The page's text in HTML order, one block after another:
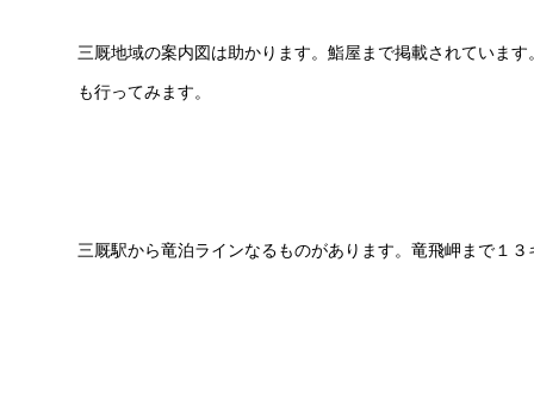
三厩地域の案内図は助かります。鮨屋まで掲載されていま
も行ってみます。
三厩駅から竜泊ラインなるものがあります。竜飛岬まで１